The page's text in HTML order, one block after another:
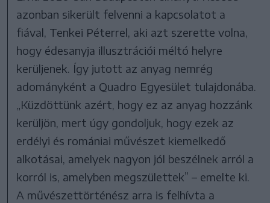
azonban sikerült felvenni a kapcsolatot a
fiával, Tenkei Péterrel, aki azt szerette volna,
hogy édesanyja illusztrációi méltó helyre
kerüljenek. Így jutott az anyag nemrég
adományként a Quadro Egyesület tulajdonába.
„Küzdöttünk azért, hogy ez az anyag hozzánk
kerüljön, mert úgy gondoljuk, hogy ezek az
erdélyi és romániai művészet kiemelkedő
alkotásai, amelyek nagyon jól beszélnek arról a
korról is, amelyben megszülettek” – emelte ki.
A művészettörténész arra is felhívta a